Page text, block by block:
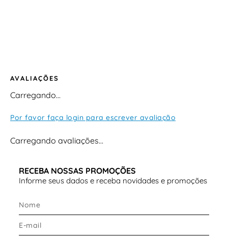
AVALIAÇÕES
Carregando…
Por favor faça login para escrever avaliação
Carregando avaliações…
RECEBA NOSSAS PROMOÇÕES
Informe seus dados e receba novidades e promoções